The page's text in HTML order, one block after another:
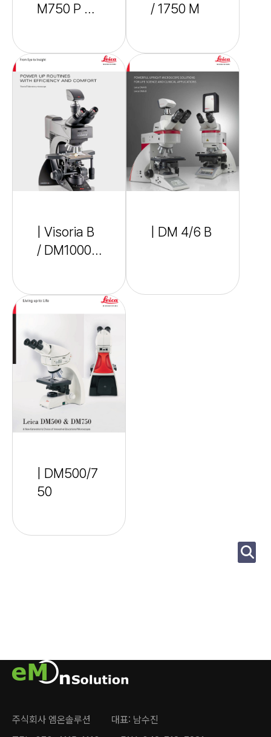
M750 P &
/ 1750 M
| Visoria B
/ DM1000,
| DM 4/6 B
| DM500/7
50
주식회사 엠온솔루션
대표: 남수진